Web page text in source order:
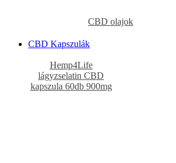
CBD olajok
CBD Kapszulák
Hemp4Life
lágyzselatin CBD
kapszula 60db 900mg